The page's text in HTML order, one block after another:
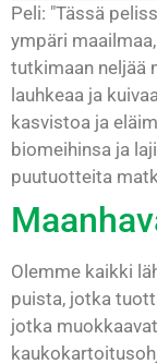
Peli: "Tässä
ympäri
tutkimaan neljää
lauhkeaa ja
kasvistoa ja
biomeihinsa ja
puutuotteita
Olemme kaikki
puista, jotka
jotka